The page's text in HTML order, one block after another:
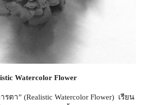
Watercolor Flower
ตา” (Realistic Watercolor Flower) เรียน